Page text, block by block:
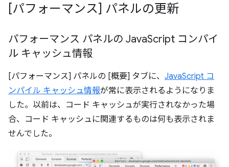
[パフォーマンス] パネルの更新
パフォーマンス パネルの JavaScript コンパイ
ル キャッシュ情報
[パフォーマンス] パネルの [概要] タブに、 JavaScript コ
ンパイル キャッシュ情報が常に表示されるようになりま
した。以前は、コード キャッシュが実行されなかった場
合、コード キャッシュに関連するものは何も表示されま
せんでした。